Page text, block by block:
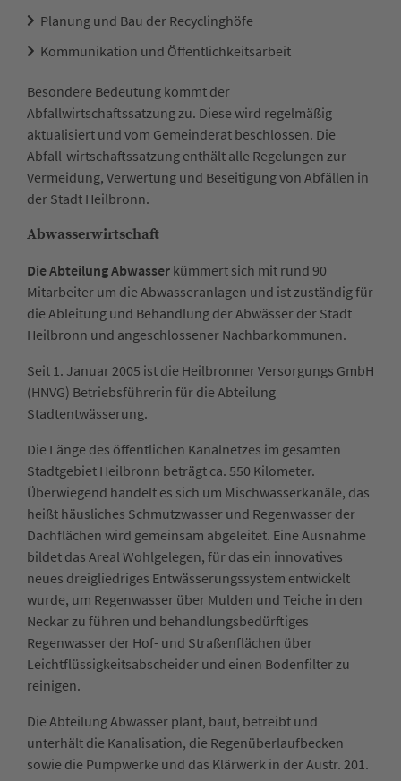
Planung und Bau der Recyclinghöfe
Kommunikation und Öffentlichkeitsarbeit
Besondere Bedeutung kommt der
Abfallwirtschaftssatzung zu. Diese wird regelmäßig
aktualisiert und vom Gemeinderat beschlossen. Die
Abfall-wirtschaftssatzung enthält alle Regelungen zur
Vermeidung, Verwertung und Beseitigung von Abfällen in
der Stadt Heilbronn.
Abwasserwirtschaft
Die Abteilung Abwasser kümmert sich mit rund 90
Mitarbeiter um die Abwasseranlagen und ist zuständig für
die Ableitung und Behandlung der Abwässer der Stadt
Heilbronn und angeschlossener Nachbarkommunen.
Seit 1. Januar 2005 ist die Heilbronner Versorgungs GmbH
(HNVG) Betriebsführerin für die Abteilung
Stadtentwässerung.
Die Länge des öffentlichen Kanalnetzes im gesamten
Stadtgebiet Heilbronn beträgt ca. 550 Kilometer.
Überwiegend handelt es sich um Mischwasserkanäle, das
heißt häusliches Schmutzwasser und Regenwasser der
Dachflächen wird gemeinsam abgeleitet. Eine Ausnahme
bildet das Areal Wohlgelegen, für das ein innovatives
neues dreigliedriges Entwässerungssystem entwickelt
wurde, um Regenwasser über Mulden und Teiche in den
Neckar zu führen und behandlungsbedürftiges
Regenwasser der Hof- und Straßenflächen über
Leichtflüssigkeitsabscheider und einen Bodenfilter zu
reinigen.
Die Abteilung Abwasser plant, baut, betreibt und
unterhält die Kanalisation, die Regenüberlaufbecken
sowie die Pumpwerke und das Klärwerk in der Austr. 201.